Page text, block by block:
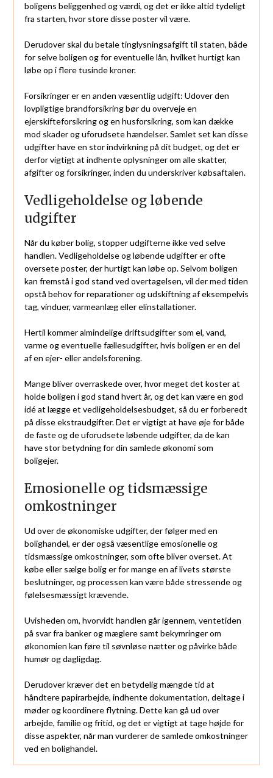
boligens beliggenhed og værdi, og det er ikke altid tydeligt
fra starten, hvor store disse poster vil være.
Derudover skal du betale tinglysningsafgift til staten, både
for selve boligen og for eventuelle lån, hvilket hurtigt kan
løbe op i flere tusinde kroner.
Forsikringer er en anden væsentlig udgift: Udover den
lovpligtige brandforsikring bør du overveje en
ejerskifteforsikring og en husforsikring, som kan dække
mod skader og uforudsete hændelser. Samlet set kan disse
udgifter have en stor indvirkning på dit budget, og det er
derfor vigtigt at indhente oplysninger om alle skatter,
afgifter og forsikringer, inden du underskriver købsaftalen.
Vedligeholdelse og løbende
udgifter
Når du køber bolig, stopper udgifterne ikke ved selve
handlen. Vedligeholdelse og løbende udgifter er ofte
oversete poster, der hurtigt kan løbe op. Selvom boligen
kan fremstå i god stand ved overtagelsen, vil der med tiden
opstå behov for reparationer og udskiftning af eksempelvis
tag, vinduer, varmeanlæg eller elinstallationer.
Hertil kommer almindelige driftsudgifter som el, vand,
varme og eventuelle fællesudgifter, hvis boligen er en del
af en ejer- eller andelsforening.
Mange bliver overraskede over, hvor meget det koster at
holde boligen i god stand hvert år, og det kan være en god
idé at lægge et vedligeholdelsesbudget, så du er forberedt
på disse ekstraudgifter. Det er vigtigt at have øje for både
de faste og de uforudsete løbende udgifter, da de kan
have stor betydning for din samlede økonomi som
boligejer.
Emosionelle og tidsmæssige
omkostninger
Ud over de økonomiske udgifter, der følger med en
bolighandel, er der også væsentlige emosionelle og
tidsmæssige omkostninger, som ofte bliver overset. At
købe eller sælge bolig er for mange en af livets største
beslutninger, og processen kan være både stressende og
følelsesmæssigt krævende.
Uvisheden om, hvorvidt handlen går igennem, ventetiden
på svar fra banker og mæglere samt bekymringer om
økonomien kan føre til søvnløse nætter og påvirke både
humør og dagligdag.
Derudover kræver det en betydelig mængde tid at
håndtere papirarbejde, indhente dokumentation, deltage i
møder og koordinere flytning. Dette kan gå ud over
arbejde, familie og fritid, og det er vigtigt at tage højde for
disse aspekter, når man vurderer de samlede omkostninger
ved en bolighandel.